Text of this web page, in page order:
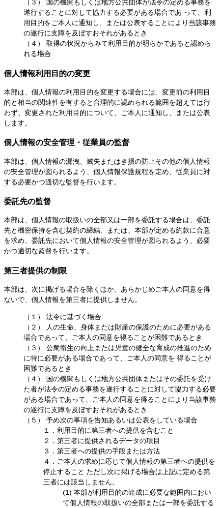
（３） 国の機関もしくは地方公共団体が法令の定める事務を
遂行することに対して協力する必要がある場合であ って、利
用目的をご本人に通知し、または公表することにより当該事務
の遂行に支障を及ぼすおそれがあるとき
（４） 取得の状況からみて利用目的が明らかであると認めら
れる場合
個人情報利用目的の変更
本部は、個人情報の利用目的を変更する場合には、変更前の利用目
的と相当の関連性を有すると合理的に認められる範囲を超えては行
わず、変更された利用目的について、ご本人に通知し、または公表
します。
個人情報の安全管理・従業員の監督
本部は、個人情報の漏洩、滅失またはき損の防止その他の個人情報
の安全管理が図られるよう、個人情報保護規程を定め、従業員に対
する必要かつ適切な監督を行います。
委託先の監督
本部は、個人情報の取扱いの全部又は一部を委託する場合は、委託
先と機密保持を含む契約の締結、または、本部が定める約款に合意
を求め、委託先において個人情報の安全管理が図られるよう、必要
かつ適切な監督を行います。
第三者提供の制限
本部は、次に掲げる場合を除くほか、あらかじめご本人の同意を得
ないで、個人情報を第三者に提供しません。
（１） 法令に基づく場合
（２） 人の生命、身体または財産の保護のために必要がある
場合であって、ご本人の同意を得ることが困難であるとき
（３） 公衆衛生の向上または児童の健全な育成の推進のため
に特に必要がある場合であって、ご本人の同意を 得ることが
困難であるとき
（４） 国の機関もしくは地方公共団体またはその委託を受け
た者が法令の定める事務を遂行することに対して協力する必要
がある場合であって、ご本人の同意を得ることにより当該事務
の遂行に支障を及ぼすおそれがあるとき
（５） 予め次の事項を告知あるいは公表をしている場合
１．利用目的に第三者への提供を含むこと
２．第三者に提供されるデータの項目
３．第三者への提供の手段または方法
４．ご本人の求めに応じて個人情報の第三者への提供を
停止すること ただし次に掲げる場合は上記に定める第
三者には該当しません。
(1) 本部が利用目的の達成に必要な範囲内におい
て個人情報の取扱いの全部または一部を委託する